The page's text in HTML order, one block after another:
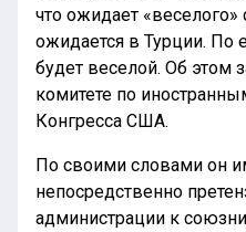
что ожидает
ожидается в Турции. По
будет веселой. Об этом
комитете по
Конгресса США.
По своими словами он
непосредственно
администрации к